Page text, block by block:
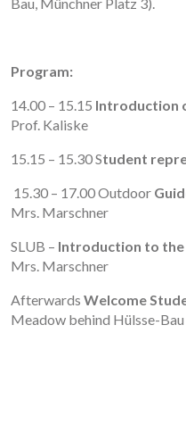
Program:
14.00 – 15.15 Introduction
Prof. Kaliske
15.15 – 15.30 Student
15.30 – 17.00 Outdoor
Mrs. Marschner
SLUB – Introduction to
Mrs. Marschner
Afterwards Welcome
Meadow behind Hülsse-Bau